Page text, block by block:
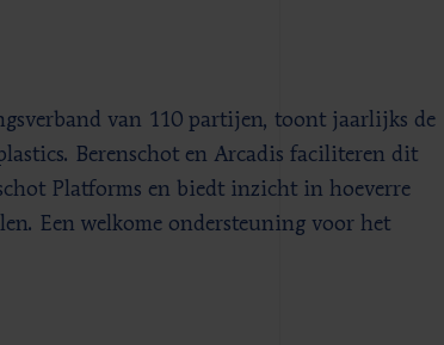
van 110 partijen, toont jaarlijks de
Berenschot en Arcadis faciliteren dit
Platforms en biedt inzicht in hoeverre
Een welkome ondersteuning voor het